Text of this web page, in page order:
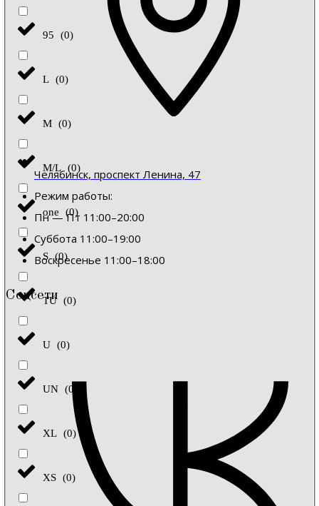
95 (0)
L (0)
M (0)
M/L (0)
one (0)
S (0)
TU (0)
U (0)
UN (0
XL (0)
XS (0)
Челябинск, проспект Ленина, 47
Режим работы:
Пн — Пт 11:00–20:00
Суббота 11:00–19:00
Воскресенье 11:00–18:00
Соцсети